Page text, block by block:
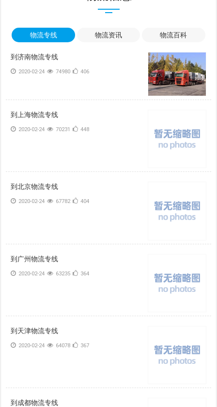
物流专线 物流资讯 物流百科
到济南物流专线
2020-02-24 74980 406
到上海物流专线
2020-02-24 70231 448
到北京物流专线
2020-02-24 67782 404
到广州物流专线
2020-02-24 63235 364
到天津物流专线
2020-02-24 64078 367
到成都物流专线